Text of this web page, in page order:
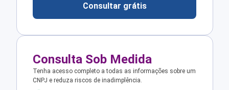
Consultar grátis
Consulta Sob Medida
Tenha acesso completo a todas as informações sobre um
CNPJ e reduza riscos de inadimplência.